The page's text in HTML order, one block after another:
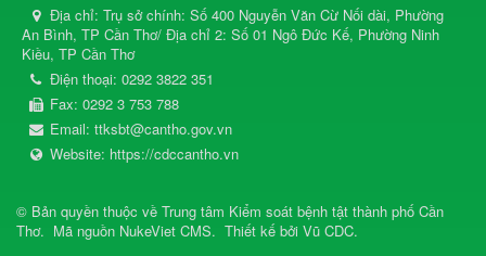
Địa chỉ: Trụ sở chính: Số 400 Nguyễn Văn Cừ Nối dài, Phường
An Bình, TP Cần Thơ/ Địa chỉ 2: Số 01 Ngô Đức Kế, Phường Ninh
Kiều, TP Cần Thơ
Điện thoại: 0292 3822 351
Fax: 0292 3 753 788
Email: ttksbt@cantho.gov.vn
Website: https://cdccantho.vn
© Bản quyền thuộc về Trung tâm Kiểm soát bệnh tật thành phố Cần
Thơ. Mã nguồn NukeViet CMS. Thiết kế bởi Vũ CDC.